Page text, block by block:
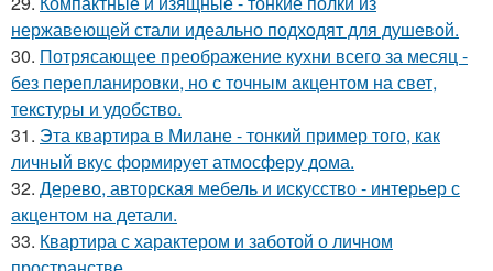
нержавеющей стали идеально подходят для душевой.
30. Потрясающее преображение кухни всего за месяц -
без перепланировки, но с точным акцентом на свет,
текстуры и удобство.
31. Эта квартира в Милане - тонкий пример того, как
личный вкус формирует атмосферу дома.
32. Дерево, авторская мебель и искусство - интерьер с
акцентом на детали.
33. Квартира с характером и заботой о личном